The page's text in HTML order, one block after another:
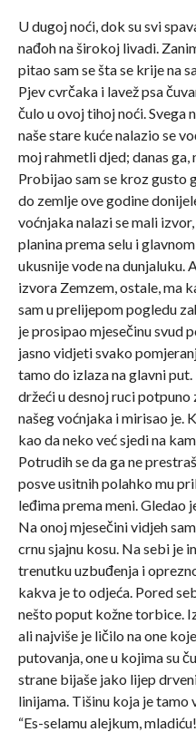
U dugoj noći, dok su svi
nađoh na širokoj livadi.
pitao sam se šta se krije na
Pjev cvrčaka i lavež psa
čulo u ovoj tihoj noći.
naše stare kuće nalazio se
moj rahmetli djed; danas ga,
Probijao sam se kroz gusto
do zemlje ove godine
voćnjaka nalazi se mali
planina prema selu i
ukusnije vode na dunjaluku.
izvora Zemzem, ostale, ma
sam u prelijepom pogledu
je prosipao mjesečinu svud
jasno vidjeti svako
tamo do izlaza na glavni
držeći u desnoj ruci
našeg voćnjaka i mirisao je.
kao da neko već sjedi na
Potrudih se da ga ne
posve usitnih polahko mu
leđima prema meni. Gledao
Na onoj mjesečini vidjeh
crnu sjajnu kosu. Na sebi je
trenutku uzbuđenja i
kakva je to odjeća. Pored
nešto poput kožne torbice.
ali najviše je ličilo na one
putovanja, one u kojima su
strane bijaše jako lijep
linijama. Tišinu koja je tamo
“Es-selamu alejkum,